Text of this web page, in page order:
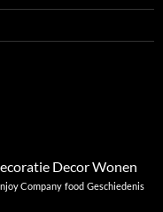
Decor Wonen
Company food Geschiedenis